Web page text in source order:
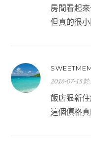
房間看起
但真的很
2016-07-15 於
飯店狠新
這個價格真